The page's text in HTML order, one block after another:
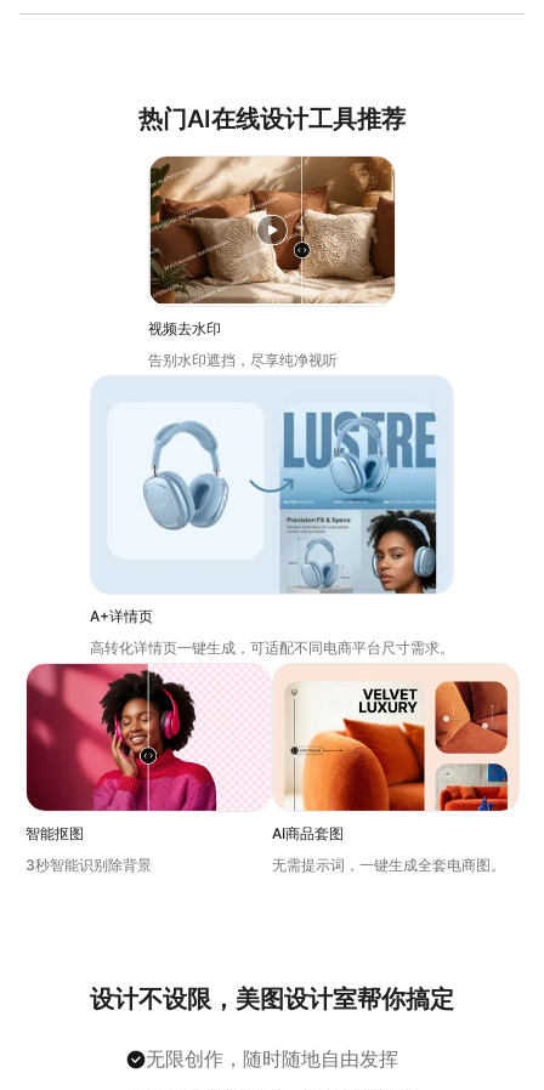
写、温馨的养宠场景往往更受欢迎。操作上，优先选择内置
传。粉色和紫色常与可爱、温馨关联，能有效吸引女性宠物
并搭配1-2种辅助色，确保整体和谐且重点突出。主色调应占
据约60%的面积，用于背景或主要图形；辅助色占30%，用
于强调关键信息；点缀色占10%，用于吸引视线至行动按
钮。通过科学运用色彩，可以显著提升海报的情感传达效率
热门AI在线设计工具推荐
视频去水印
告别水印遮挡，尽享纯净视听
A+详情页
高转化详情页一键生成，可适配不同电商平台尺寸需求。
智能抠图
3秒智能识别除背景
AI商品套图
无需提示词，一键生成全套电商图。
设计不设限，美图设计室帮你搞定
无限创作，随时随地自由发挥